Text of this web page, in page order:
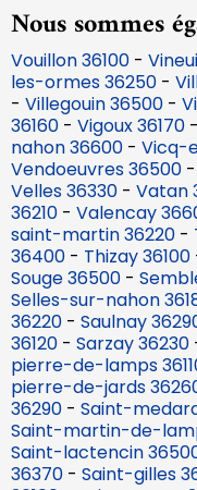
Nous sommes
Vouillon 36100 -
les-ormes 36250 -
- Villegouin 36500 -
36160 - Vigoux 36170 -
nahon 36600 - Vicq-
Vendoeuvres 36500 -
Velles 36330 - Vatan
36210 - Valencay
saint-martin 36220 -
36400 - Thizay 36100
Souge 36500 -
Selles-sur-nahon
36220 - Saulnay
36120 - Sarzay 36230
pierre-de-lamps
pierre-de-jards
36290 - Saint-
Saint-martin-de-
Saint-lactencin
36370 - Saint-gilles